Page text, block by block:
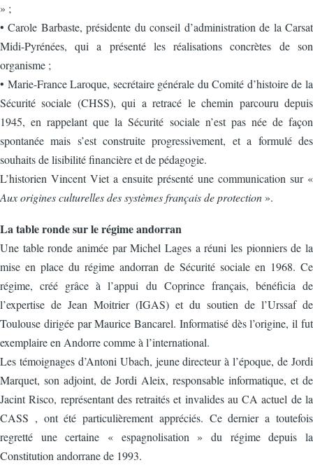
» ;
• Carole Barbaste, présidente du conseil d’administration de la Carsat
Midi-Pyrénées, qui a présenté les réalisations concrètes de son
organisme ;
• Marie-France Laroque, secrétaire générale du Comité d’histoire de la
Sécurité sociale (CHSS), qui a retracé le chemin parcouru depuis
1945, en rappelant que la Sécurité sociale n’est pas née de façon
spontanée mais s’est construite progressivement, et a formulé des
souhaits de lisibilité financière et de pédagogie.
L’historien Vincent Viet a ensuite présenté une communication sur «
Aux origines culturelles des systèmes français de protection ».
La table ronde sur le régime andorran
Une table ronde animée par Michel Lages a réuni les pionniers de la
mise en place du régime andorran de Sécurité sociale en 1968. Ce
régime, créé grâce à l’appui du Coprince français, bénéficia de
l’expertise de Jean Moitrier (IGAS) et du soutien de l’Urssaf de
Toulouse dirigée par Maurice Bancarel. Informatisé dès l’origine, il fut
exemplaire en Andorre comme à l’international.
Les témoignages d’Antoni Ubach, jeune directeur à l’époque, de Jordi
Marquet, son adjoint, de Jordi Aleix, responsable informatique, et de
Jacint Risco, représentant des retraités et invalides au CA actuel de la
CASS , ont été particulièrement appréciés. Ce dernier a toutefois
regretté une certaine « espagnolisation » du régime depuis la
Constitution andorrane de 1993.